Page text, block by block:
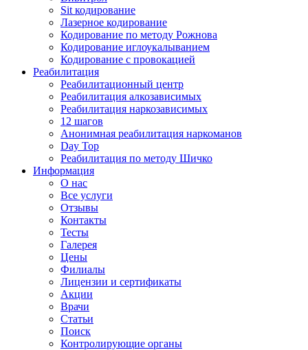
Sit кодирование
Лазерное кодирование
Кодирование по методу Рожнова
Кодирование иглоукалыванием
Кодирование с провокацией
Реабилитация
Реабилитационный центр
Реабилитация алкозависимых
Реабилитация наркозависимых
12 шагов
Анонимная реабилитация наркоманов
Day Top
Реабилитация по методу Шичко
Информация
О нас
Все услуги
Отзывы
Контакты
Тесты
Галерея
Цены
Филиалы
Лицензии и сертификаты
Акции
Врачи
Статьи
Поиск
Контролирующие органы